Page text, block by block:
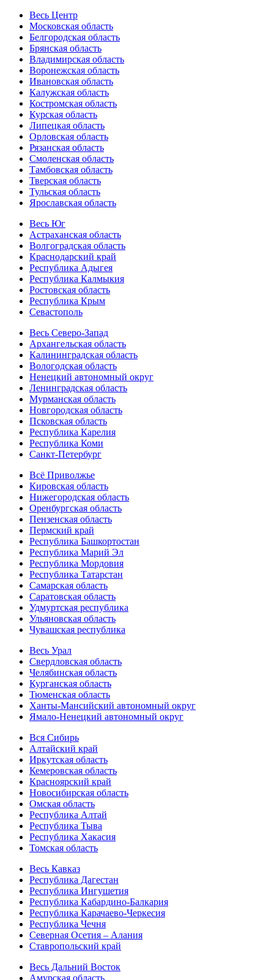
Весь Центр
Московская область
Белгородская область
Брянская область
Владимирская область
Воронежская область
Ивановская область
Калужская область
Костромская область
Курская область
Липецкая область
Орловская область
Рязанская область
Смоленская область
Тамбовская область
Тверская область
Тульская область
Ярославская область
Весь Юг
Астраханская область
Волгоградская область
Краснодарский край
Республика Адыгея
Республика Калмыкия
Ростовская область
Республика Крым
Севастополь
Весь Северо-Запад
Архангельская область
Калининградская область
Вологодская область
Ненецкий автономный округ
Ленинградская область
Мурманская область
Новгородская область
Псковская область
Республика Карелия
Республика Коми
Санкт-Петербург
Всё Приволжье
Кировская область
Нижегородская область
Оренбургская область
Пензенская область
Пермский край
Республика Башкортостан
Республика Марий Эл
Республика Мордовия
Республика Татарстан
Самарская область
Саратовская область
Удмуртская республика
Ульяновская область
Чувашская республика
Весь Урал
Свердловская область
Челябинская область
Курганская область
Тюменская область
Ханты-Мансийский автономный округ
Ямало-Ненецкий автономный округ
Вся Сибирь
Алтайский край
Иркутская область
Кемеровская область
Красноярский край
Новосибирская область
Омская область
Республика Алтай
Республика Тыва
Республика Хакасия
Томская область
Весь Кавказ
Республика Дагестан
Республика Ингушетия
Республика Кабардино-Балкария
Республика Карачаево-Черкесия
Республика Чечня
Северная Осетия – Алания
Ставропольский край
Весь Дальний Восток
Амурская область